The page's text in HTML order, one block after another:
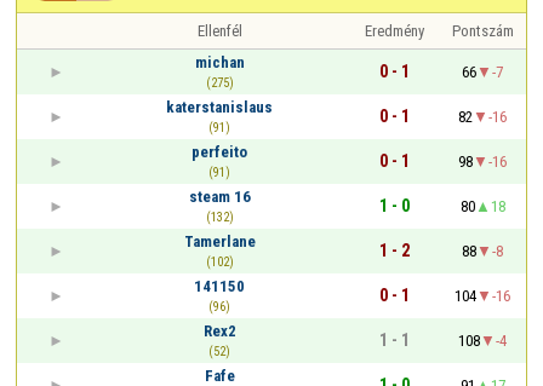
Ellenfél Eredmény
Pontszám
michan
(275)
0 - 1 66
-7
katerstanislaus
(91)
0 - 1 82
-16
perfeito
(91)
0 - 1 98
-16
steam 16
(132)
1 - 0 80
18
Tamerlane
(102)
1 - 2 88
-8
141150
(96)
0 - 1 104
-16
Rex2
(52)
1 - 1 108
-4
Fafe